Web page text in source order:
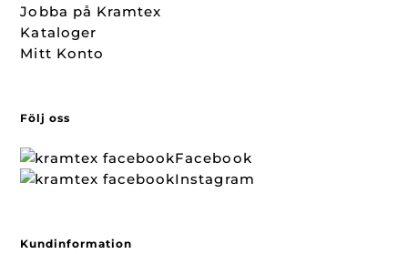
Jobba på Kramtex
Kataloger
Mitt Konto
Följ oss
Facebook
Instagram
Kundinformation